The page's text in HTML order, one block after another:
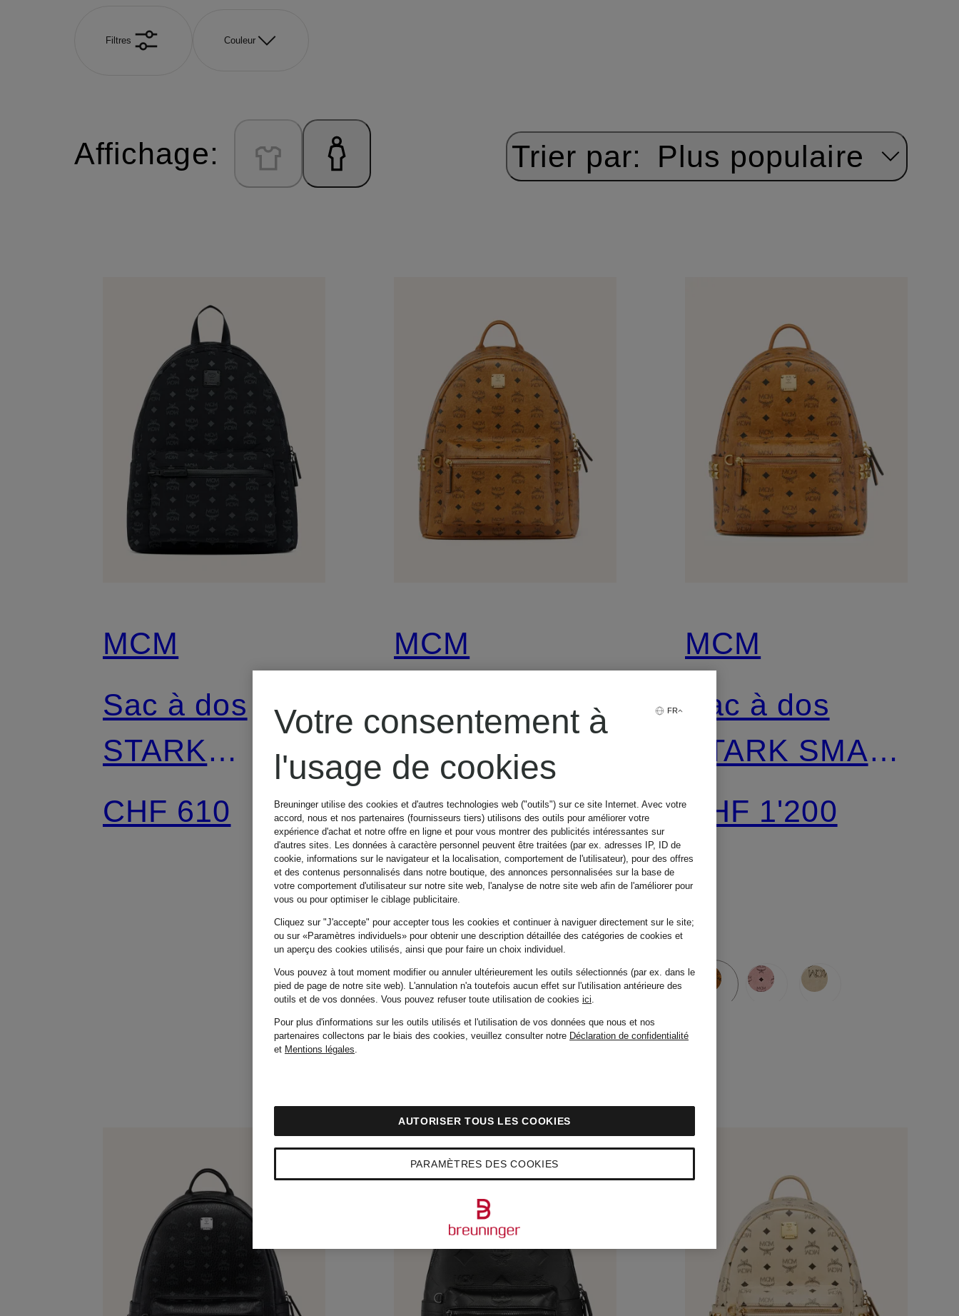
Filtres Couleur
Affichage: Trier par: Plus populaire
MCM
Sac à dos
STARK
MEDIUM
CHF 610
MCM
Sac à dos
STARK
CHF 1'300
MCM
Sac à dos
STARK SMALL
avec rivets
CHF 1'200
FR
Votre consentement à
l'usage de cookies
Breuninger utilise des cookies et d'autres technologies web ("outils") sur ce site Internet. Avec votre
accord, nous et nos partenaires (fournisseurs tiers) utilisons des outils pour améliorer votre
expérience d'achat et notre offre en ligne et pour vous montrer des publicités intéressantes sur
d'autres sites. Les données à caractère personnel peuvent être traitées (par ex. adresses IP, ID de
cookie, informations sur le navigateur et la localisation, comportement de l'utilisateur), pour des offres
et des contenus personnalisés dans notre boutique, des annonces personnalisées sur la base de
votre comportement d'utilisateur sur notre site web, l'analyse de notre site web afin de l'améliorer pour
vous ou pour optimiser le ciblage publicitaire.
Cliquez sur "J'accepte" pour accepter tous les cookies et continuer à naviguer directement sur le site;
ou sur «Paramètres individuels» pour obtenir une description détaillée des catégories de cookies et
un aperçu des cookies utilisés, ainsi que pour faire un choix individuel.
Vous pouvez à tout moment modifier ou annuler ultérieurement les outils sélectionnés (par ex. dans le
pied de page de notre site web). L'annulation n'a toutefois aucun effet sur l'utilisation antérieure des
outils et de vos données. Vous pouvez refuser toute utilisation de cookies ici.
Pour plus d'informations sur les outils utilisés et l'utilisation de vos données que nous et nos
partenaires collectons par le biais des cookies, veuillez consulter notre Déclaration de confidentialité
et Mentions légales.
PARAMÈTRES DES COOKIES
AUTORISER TOUS LES COOKIES